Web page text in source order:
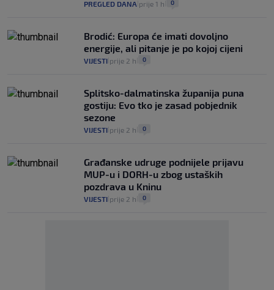
PREGLED DANA prije 1 h 0
Brodić: Europa će imati dovoljno
energije, ali pitanje je po kojoj cijeni
VIJESTI prije 2 h 0
Splitsko-dalmatinska županija puna
gostiju: Evo tko je zasad pobjednik
sezone
VIJESTI prije 2 h 0
Građanske udruge podnijele prijavu
MUP-u i DORH-u zbog ustaških
pozdrava u Kninu
VIJESTI prije 2 h 0